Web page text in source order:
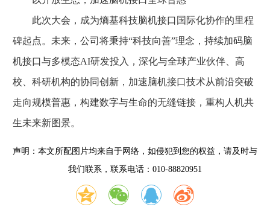
此次大会，成为熵基科技脑机接口国际化协作的里程
碑起点。未来，公司将秉持“科技向善”理念，持续加码脑
机接口与多模态AI研发投入，深化与全球产业伙伴、高
校、科研机构的协同创新，加速脑机接口技术从前沿突破
走向规模普惠，构建数字与生命的无缝链接，重构人机共
生未来新图景。
声明：本文所配图片均来自于网络，如侵犯到您的权益，请及时与
我们联系，联系电话：010-88820951